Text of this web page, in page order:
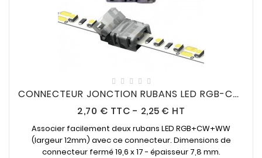
CONNECTEUR JONCTION RUBANS LED RGB-CW-WW
2,70 € Prix
TTC - 2,25 € HT
Associer facilement deux rubans LED RGB+CW+WW
(largeur 12mm) avec ce connecteur. Dimensions de
connecteur fermé 19,6 x 17 - épaisseur 7,8 mm.